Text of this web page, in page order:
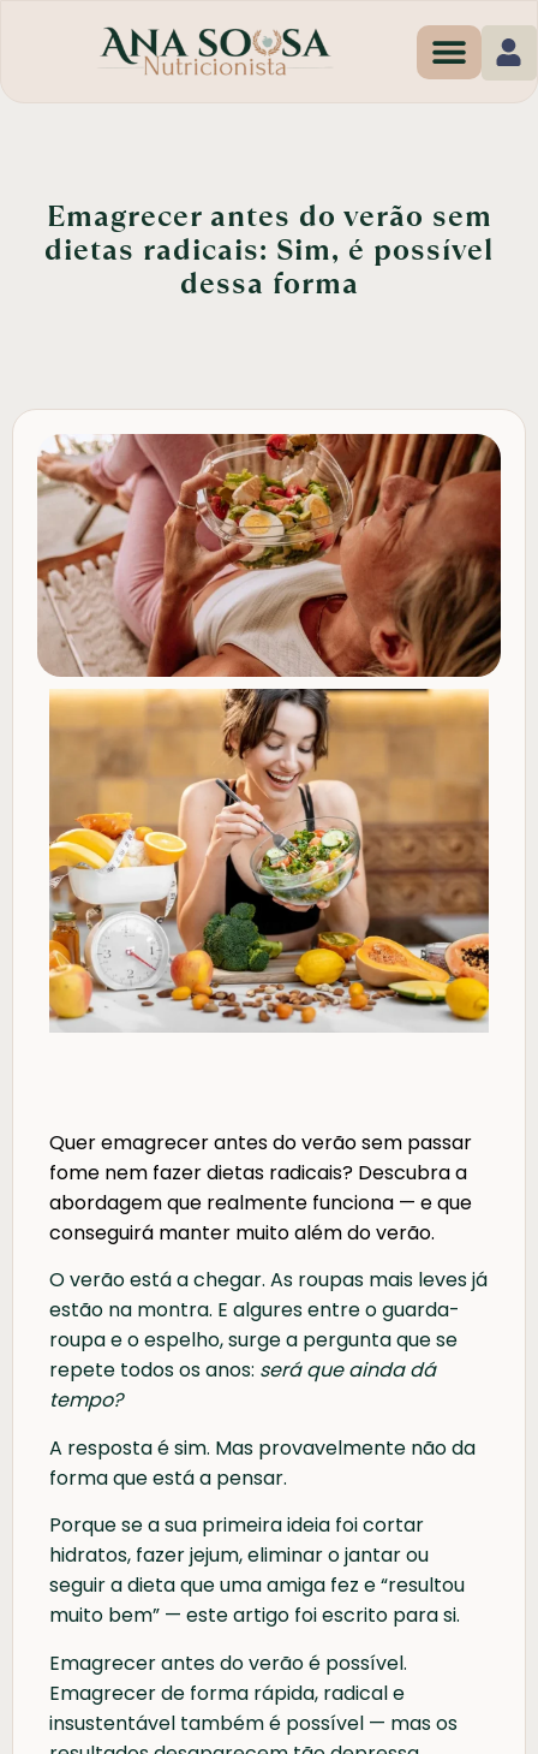
Emagrecer antes do verão sem
dietas radicais: Sim, é possível
dessa forma
Quer emagrecer antes do verão sem passar
fome nem fazer dietas radicais? Descubra a
abordagem que realmente funciona — e que
conseguirá manter muito além do verão.
O verão está a chegar. As roupas mais leves já
estão na montra. E algures entre o guarda-
roupa e o espelho, surge a pergunta que se
repete todos os anos: será que ainda dá
tempo?
A resposta é sim. Mas provavelmente não da
forma que está a pensar.
Porque se a sua primeira ideia foi cortar
hidratos, fazer jejum, eliminar o jantar ou
seguir a dieta que uma amiga fez e “resultou
muito bem” — este artigo foi escrito para si.
Emagrecer antes do verão é possível.
Emagrecer de forma rápida, radical e
insustentável também é possível — mas os